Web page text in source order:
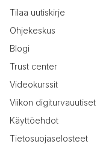
Tilaa uutiskirje
Ohjekeskus
Blogi
Trust center
Videokurssit
Viikon digiturvauutiset
Käyttöehdot
Tietosuojaselosteet